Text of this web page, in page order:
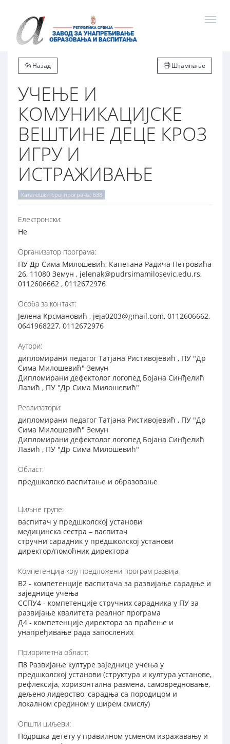
Назад Штампање
УЧЕЊЕ И
КОМУНИКАЦИЈСКЕ
ВЕШТИНЕ ДЕЦЕ КРОЗ
ИГРУ И
ИСТРАЖИВАЊЕ
Каталошки број програма: 638
Електронски:
Не
Организатор програма:
ПУ Др Сима Милошевић, Капетана Радича Петровића
26, 11080 Земун , jelenak@pudrsimamilosevic.edu.rs,
0112606662 , 0112672976
Особа за контакт:
Јелена Крсмановић , jeja0203@gmail.com, 0112606662,
0641968227, 0112672976
Аутори:
дипломирани педагог Татјана Ристивојевић , ПУ "Др
Сима Милошевић" Земун
Дипломирани дефектолог логопед Бојана Синђелић
Лазић , ПУ "Др Сима Милошевић"
Реализатори:
дипломирани педагог Татјана Ристивојевић , ПУ "Др
Сима Милошевић" Земун
Дипломирани дефектолог логопед Бојана Синђелић
Лазић , ПУ "Др Сима Милошевић"
Област:
предшколско васпитање и образовање
Циљне групе:
васпитач у предшколској установи
медицинска сестра – васпитач
стручни сарадник у предшколској установи
директор/помоћник директора
Компетенција коју предложени програм развија:
В2 - компетенције васпитача за развијање сарадње и
заједнице учења
ССПУ4 - компетенције стручних сарадника у ПУ за
развијање квалитета реалног програма
Д4 - компетенције директора за праћење и
унапређивање рада запослених
Приоритетна област:
П8 Развијање културе заједнице учења у
предшколској установи (структура и култура установе,
рефлексија, хоризонтална размена, самовредновање,
дељено лидерство, сарадња са породицом и
локалном средином у ширем смислу)
Општи циљеви:
Подршка детету у правилном усменом изражавању и